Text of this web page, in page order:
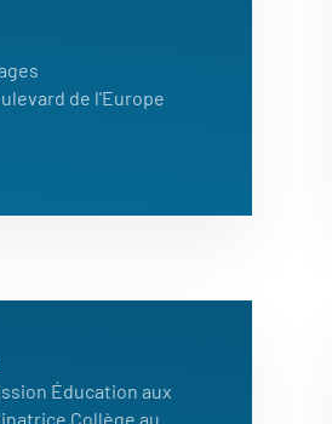
de l'Europe
Éducation aux
Collège au